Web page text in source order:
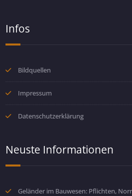
Infos
Bildquellen
Impressum
Datenschutzerklärung
Neuste Informationen
Geländer im Bauwesen: Pflichten,